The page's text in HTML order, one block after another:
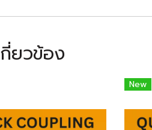
ยวข้อง
New